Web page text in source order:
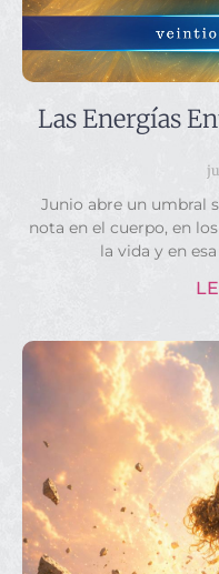
Las Energías
Junio abre un umbral
nota en el cuerpo, en
la vida y en